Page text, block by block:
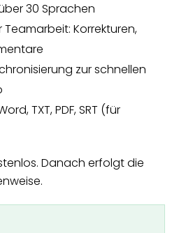
30 Sprachen
Korrekturen,
zur schnellen
TXT, PDF, SRT (für
Danach erfolgt die